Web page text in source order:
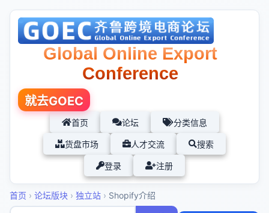
Global Online Export
Conference
就去GOEC
首页 论坛 分类信息
货盘市场 人才交流 搜索
登录 注册
首页 › 论坛版块 › 独立站 › Shopify介绍